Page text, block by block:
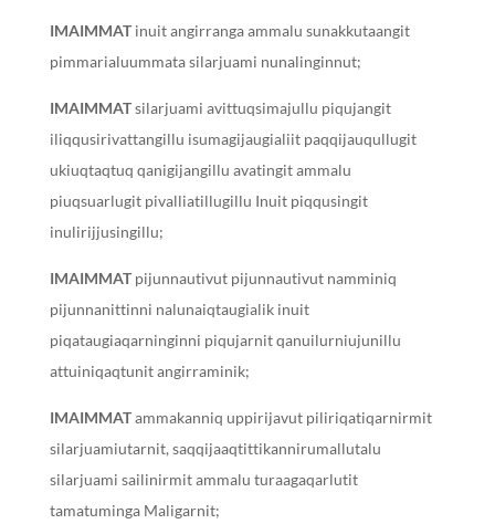
IMAIMMATinuit angirranga ammalu sunakkutaangit
pimmarialuummata silarjuami nunalinginnut;
IMAIMMATsilarjuami avittuqsimajullu piqujangit
iliqqusirivattangillu isumagijaugialiit paqqijauqullugit
ukiuqtaqtuq qanigijangillu avatingit ammalu
piuqsuarlugit pivalliatillugillu Inuit piqqusingit
inulirijjusingillu;
IMAIMMATpijunnautivut pijunnautivut namminiq
pijunnanittinni nalunaiqtaugialik inuit
piqataugiaqarninginni piqujarnit qanuilurniujunillu
attuiniqaqtunit angirraminik;
IMAIMMATammakanniq uppirijavut piliriqatiqarnirmit
silarjuamiutarnit, saqqijaaqtittikannirumallutalu
silarjuami sailinirmit ammalu turaagaqarlutit
tamatuminga Maligarnit;